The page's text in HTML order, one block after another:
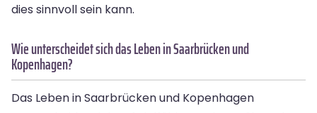
dies sinnvoll sein kann.
Wie unterscheidet sich das Leben in Saarbrücken und
Kopenhagen?
Das Leben in Saarbrücken und Kopenhagen